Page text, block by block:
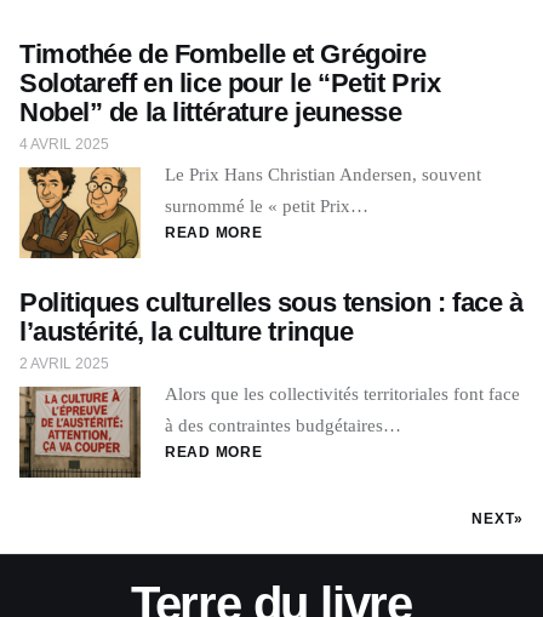
Timothée de Fombelle et Grégoire
Solotareff en lice pour le “Petit Prix
Nobel” de la littérature jeunesse
4 AVRIL 2025
Le Prix Hans Christian Andersen, souvent
surnommé le « petit Prix…
READ MORE
Politiques culturelles sous tension : face à
l’austérité, la culture trinque
2 AVRIL 2025
Alors que les collectivités territoriales font face
à des contraintes budgétaires…
READ MORE
NEXT»
Terre du livre